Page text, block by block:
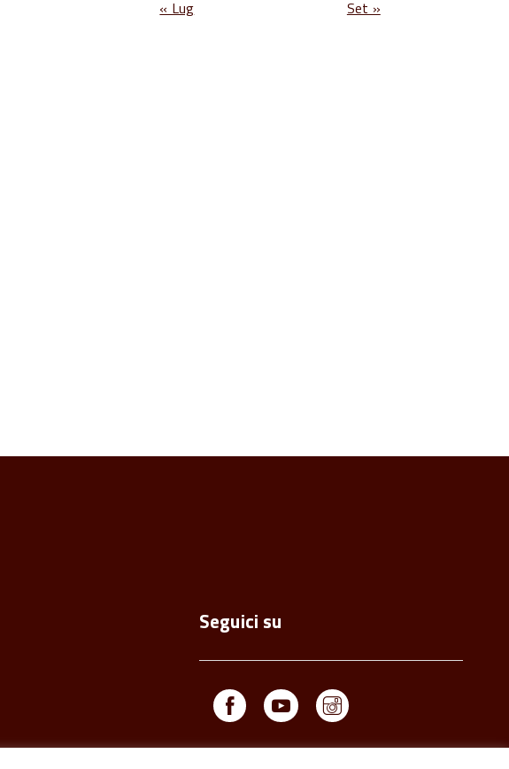
« Lug
Set »
Seguici su
Facebook Youtube